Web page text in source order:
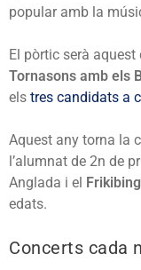
popular amb la
El pòrtic serà
Tornasons amb els
els tres candidats a
Aquest any torna la
l’alumnat de 2n de
Anglada i el
edats.
Concerts cada